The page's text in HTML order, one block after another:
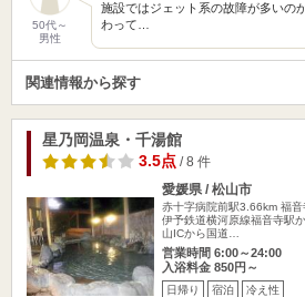
50代～
男性
施設ではジェット系の故障が多いの
わって…
関連情報から探す
星乃岡温泉・千湯館
3.5点/ 8 件
愛媛県 / 松山市
赤十字病院前駅3.66km 福
伊予鉄道横河原線福音寺駅
山ICから国道…
営業時間 6:00～24:00
入浴料金 850円～
日帰り 宿泊 冷え性